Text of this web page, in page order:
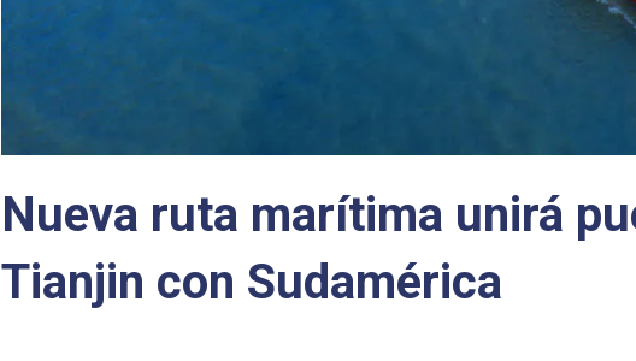
Nueva ruta marítima unirá
Tianjin con Sudamérica